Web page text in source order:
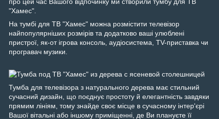
про цей час Вашого відпочинку ми створили тумбу для ТВ
"Хамес".
На тумбі для ТВ "Хамес" можна розмістити телевізор
найпопулярніших розмірів та додатково ваші улюблені
пристрої, як-от ігрова консоль, аудіосистема, TV-приставка чи
програвач музики.
Тумба для телевізора з натурального дерева має стильний
сучасний дизайн, що поєднує простоту й елегантність завдяки
прямим лініям, тому знайде своє місце в сучасному інтер'єрі
Вашої вітальні або іншому приміщенні, де Ви плануєте її